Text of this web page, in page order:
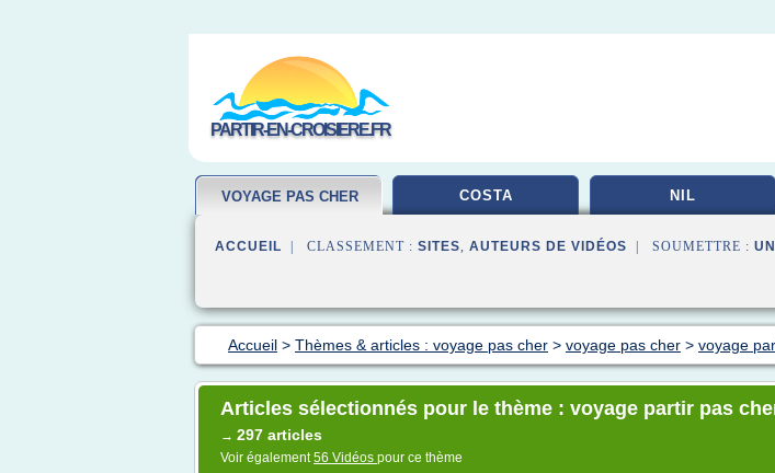
PARTIR-EN-CROISIERE.FR
VOYAGE PAS CHER COSTA NIL
ACCUEIL | CLASSEMENT : SITES, AUTEURS DE VIDÉOS | SOUMETTRE :
Accueil > Thèmes & articles : voyage pas cher > voyage pas cher > voyage
Articles sélectionnés pour le thème : voyage partir pas
→ 297 articles
Voir également56 Vidéos pour ce thème